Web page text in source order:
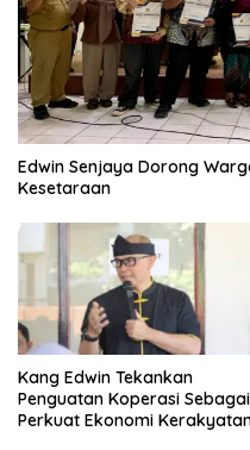
Edwin Senjaya Dorong
Kesetaraan
Kang Edwin Tekankan
Penguatan Koperasi Sebagai
Perkuat Ekonomi